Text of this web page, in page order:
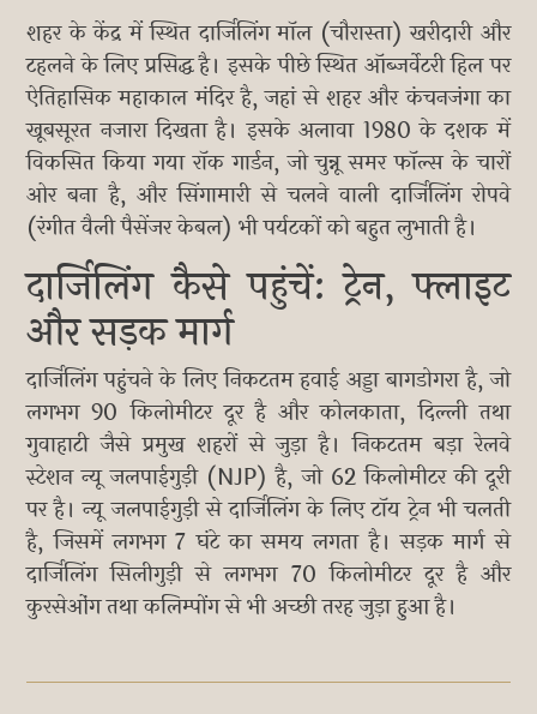
शहर के केंद्र में स्थित दार्जिलिंग मॉल (चौरास्ता) खरीदारी और
टहलने के लिए प्रसिद्ध है। इसके पीछे स्थित ऑब्जर्वेटरी हिल पर
ऐतिहासिक महाकाल मंदिर है, जहां से शहर और कंचनजंगा का
खूबसूरत नजारा दिखता है। इसके अलावा 1980 के दशक में
विकसित किया गया रॉक गार्डन, जो चुन्नू समर फॉल्स के चारों
ओर बना है, और सिंगामारी से चलने वाली दार्जिलिंग रोपवे
(रंगीत वैली पैसेंजर केबल) भी पर्यटकों को बहुत लुभाती है।
दार्जिलिंग कैसे पहुंचें: ट्रेन, फ्लाइट
और सड़क मार्ग
दार्जिलिंग पहुंचने के लिए निकटतम हवाई अड्डा बागडोगरा है, जो
लगभग 90 किलोमीटर दूर है और कोलकाता, दिल्ली तथा
गुवाहाटी जैसे प्रमुख शहरों से जुड़ा है। निकटतम बड़ा रेलवे
स्टेशन न्यू जलपाईगुड़ी (NJP) है, जो 62 किलोमीटर की दूरी
पर है। न्यू जलपाईगुड़ी से दार्जिलिंग के लिए टॉय ट्रेन भी चलती
है, जिसमें लगभग 7 घंटे का समय लगता है। सड़क मार्ग से
दार्जिलिंग सिलीगुड़ी से लगभग 70 किलोमीटर दूर है और
कुरसेओंग तथा कलिम्पोंग से भी अच्छी तरह जुड़ा हुआ है।